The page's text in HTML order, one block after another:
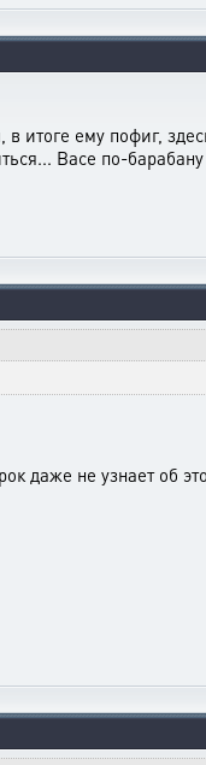
ему пофиг,
Васе по-
даже не узнает об